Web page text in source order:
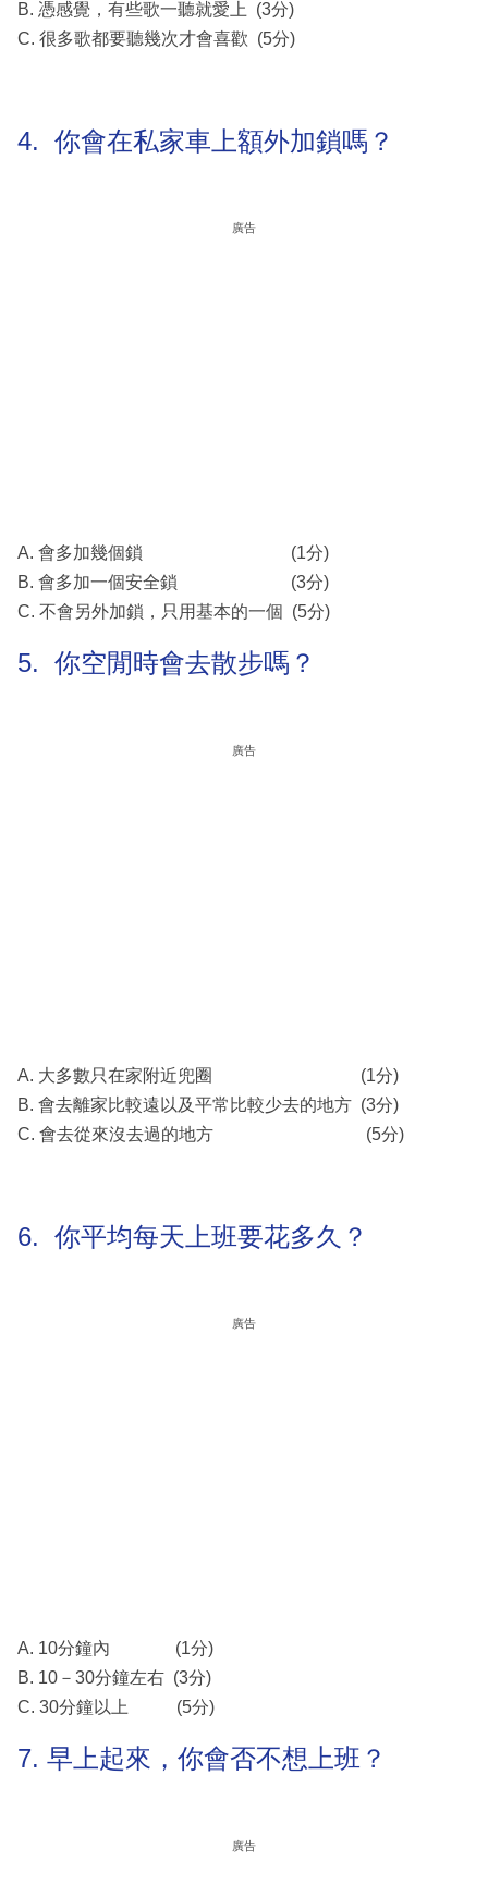
B. 憑感覺，有些歌一聽就愛上 (3分)
C. 很多歌都要聽幾次才會喜歡 (5分)
4. 你會在私家車上額外加鎖嗎？
廣告
A. 會多加幾個鎖 (1分)
B. 會多加一個安全鎖 (3分)
C. 不會另外加鎖，只用基本的一個 (5分)
5. 你空閒時會去散步嗎？
廣告
A. 大多數只在家附近兜圈 (1分)
B. 會去離家比較遠以及平常比較少去的地方 (3分)
C. 會去從來沒去過的地方 (5分)
6. 你平均每天上班要花多久？
廣告
A. 10分鐘內 (1分)
B. 10－30分鐘左右 (3分)
C. 30分鐘以上 (5分)
7. 早上起來，你會否不想上班？
廣告